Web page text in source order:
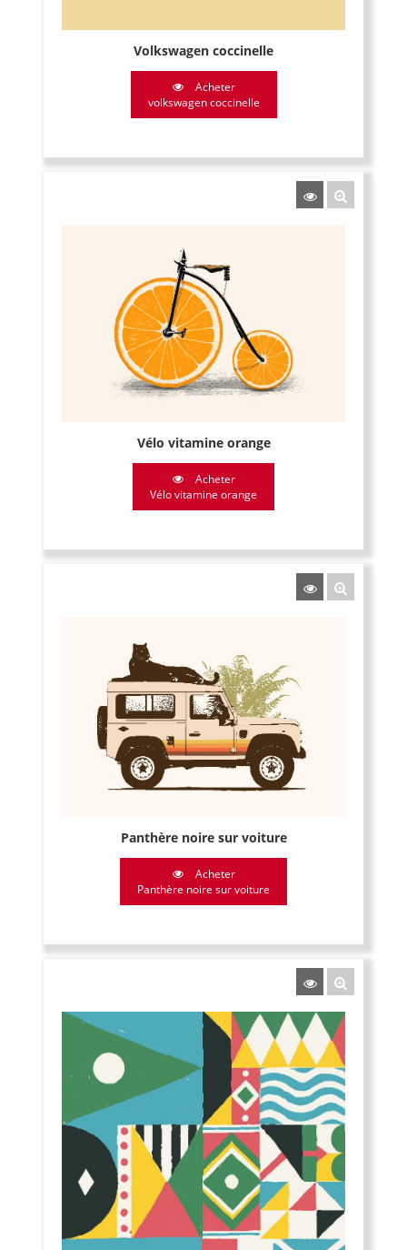
Volkswagen coccinelle
Acheter
volkswagen coccinelle
Vélo vitamine orange
Acheter
Vélo vitamine orange
Panthère noire sur voiture
Acheter
Panthère noire sur voiture